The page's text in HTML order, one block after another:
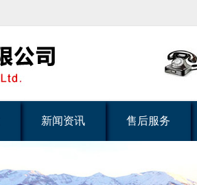
新闻资讯 售后服务